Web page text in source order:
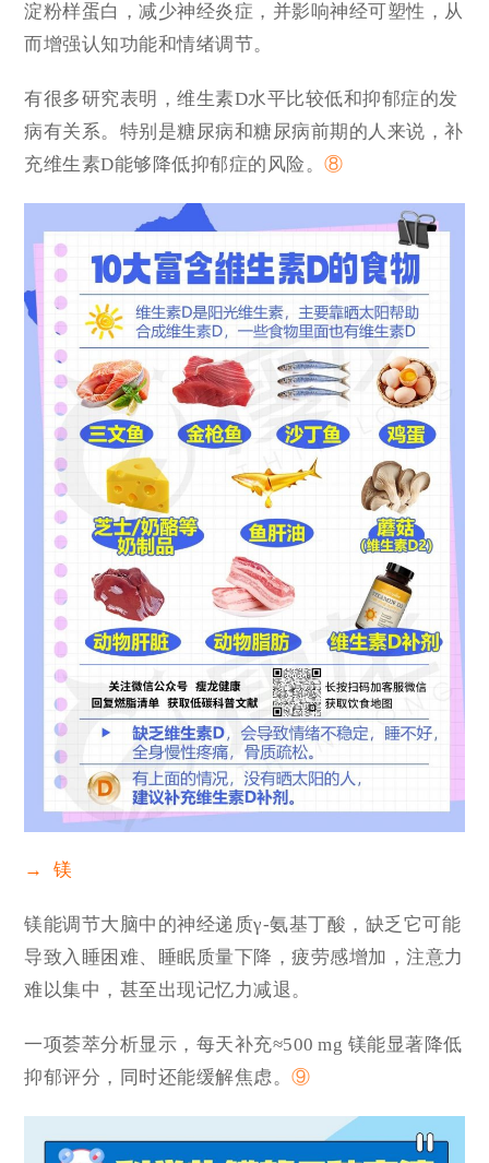
淀粉样蛋白，减少神经炎症，并影响神经可塑性，从
而增强认知功能和情绪调节。
有很多研究表明，维生素D水平比较低和抑郁症的发
病有关系。特别是糖尿病和糖尿病前期 的人来说，补
充维生素D能够降低抑郁症的风险。⑧
→ 镁
镁能调节大脑中的神经递质γ-氨基丁酸，缺乏它可能
导致入睡困难、睡眠质量下降，疲劳感增加，注意力
难以集中，甚至出现记忆力减退。
一项荟萃分析显示，每天补充≈500 mg 镁能显著降低
抑郁评分，同时还能缓解焦虑。⑨